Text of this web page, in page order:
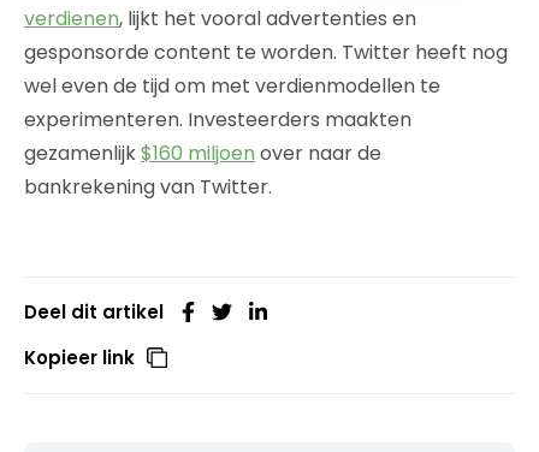
verdienen, lijkt het vooral advertenties en
gesponsorde content te worden. Twitter heeft nog
wel even de tijd om met verdienmodellen te
experimenteren. Investeerders maakten
gezamenlijk$160 miljoen over naar de
bankrekening van Twitter.
Deel dit artikel
Kopieer link